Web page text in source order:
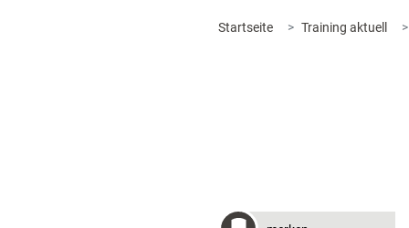
Startseite Training aktuell